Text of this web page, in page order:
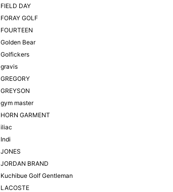
FIELD DAY
FORAY GOLF
FOURTEEN
Golden Bear
Golfickers
gravis
GREGORY
GREYSON
gym master
HORN GARMENT
iliac
Indi
JONES
JORDAN BRAND
Kuchibue Golf Gentleman
LACOSTE